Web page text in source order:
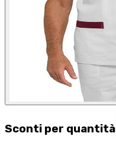
Sconti per quantità